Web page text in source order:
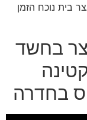
בית נוכח הזמן
בחשד
בחדרה